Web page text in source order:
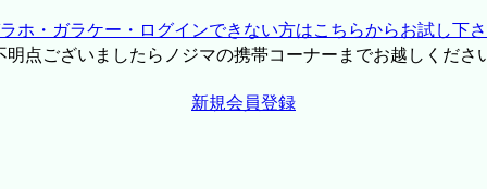
ホ・ガラケー・ログインできない方はこちらからお試し下
点ございましたらノジマの携帯コーナーまでお越しくださ
新規会員登録